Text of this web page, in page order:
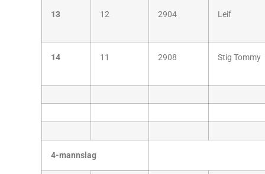
13 12 2904 Leif
14 11 2908 Stig Tommy
4-mannslag